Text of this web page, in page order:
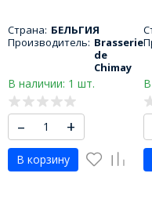
Страна: БЕЛЬГИЯ
Производитель: Brasserie
de
Chimay
В наличии: 1 шт.
– +
В корзину